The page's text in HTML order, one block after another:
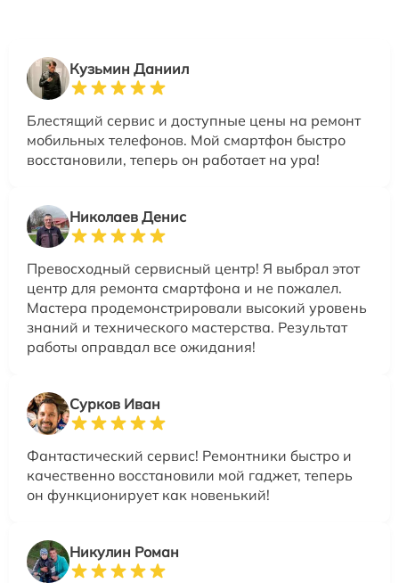
Кузьмин Даниил
Блестящий сервис и доступные цены на ремонт
мобильных телефонов. Мой смартфон быстро
восстановили, теперь он работает на ура!
Николаев Денис
Превосходный сервисный центр! Я выбрал этот
центр для ремонта смартфона и не пожалел.
Мастера продемонстрировали высокий уровень
знаний и технического мастерства. Результат
работы оправдал все ожидания!
Сурков Иван
Фантастический сервис! Ремонтники быстро и
качественно восстановили мой гаджет, теперь
он функционирует как новенький!
Никулин Роман